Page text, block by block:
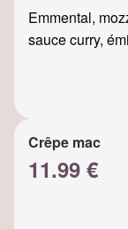
Emmental,
sauce curry,
Crêpe mac
11.99 €